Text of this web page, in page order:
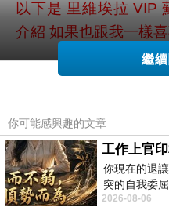
以下是 里維埃拉 VIP
介紹 如果也跟我一樣
↓↓↓限量特優價格按鈕
繼
你可能感興趣的文章
工作上官
你現在的退
突的自我委
一步觀察，不
2026-08-06